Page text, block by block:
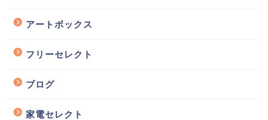
アートボックス
フリーセレクト
ブログ
家電セレクト